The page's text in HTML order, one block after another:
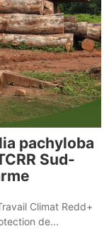
pachyloba
Sud-
Climat Redd+
de...